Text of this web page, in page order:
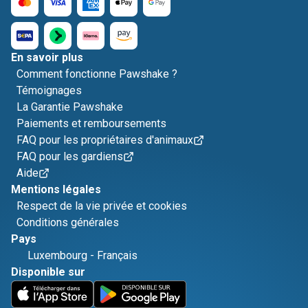
En savoir plus
Comment fonctionne Pawshake ?
Témoignages
La Garantie Pawshake
Paiements et remboursements
FAQ pour les propriétaires d'animaux
FAQ pour les gardiens
Aide
Mentions légales
Respect de la vie privée et cookies
Conditions générales
Pays
Luxembourg - Français
Disponible sur